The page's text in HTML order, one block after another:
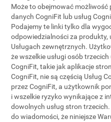
Może to obejmować możliwość
danych CogniFit lub usług
Podajemy te linki tylko dla
odpowiedzialności za produkty,
Usługach zewnętrznych.
że wszelkie usługi osób
CogniFit, takie jak aplikacje
CogniFit, nie są częścią Usług
przez CogniFit, a użytkownik
i wszelkie ryzyko wynikające z
dowolnych usług stron
do wiadomości, że niniejsze